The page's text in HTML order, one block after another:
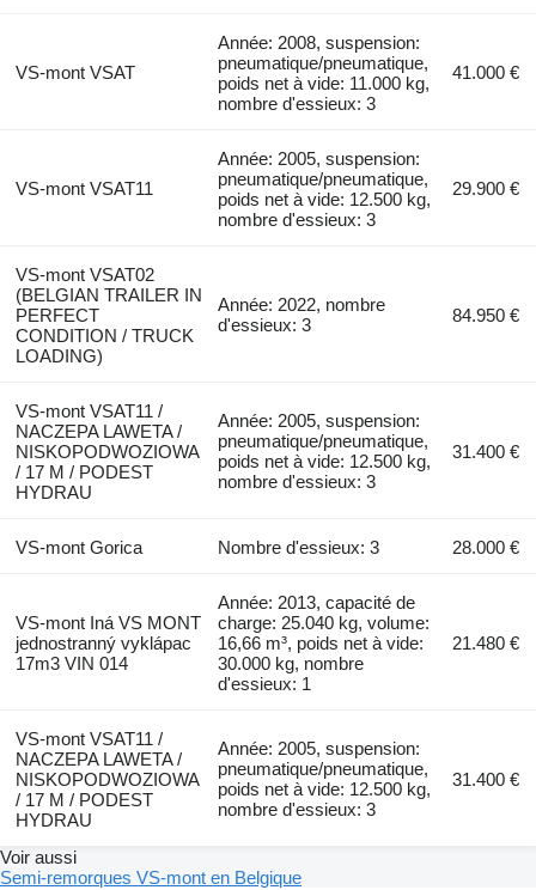
VS-mont VSAT
Année: 2008, suspension:
pneumatique/pneumatique,
poids net à vide: 11.000 kg,
nombre d'essieux: 3
41.000 €
VS-mont VSAT11
Année: 2005, suspension:
pneumatique/pneumatique,
poids net à vide: 12.500 kg,
nombre d'essieux: 3
29.900 €
VS-mont VSAT02
(BELGIAN TRAILER IN
PERFECT
CONDITION / TRUCK
LOADING)
Année: 2022, nombre
d'essieux: 3
84.950 €
VS-mont VSAT11 /
NACZEPA LAWETA /
NISKOPODWOZIOWA
/ 17 M / PODEST
HYDRAU
Année: 2005, suspension:
pneumatique/pneumatique,
poids net à vide: 12.500 kg,
nombre d'essieux: 3
31.400 €
VS-mont Gorica Nombre d'essieux: 3 28.000 €
VS-mont Iná VS MONT
jednostranný vyklápac
17m3 VIN 014
Année: 2013, capacité de
charge: 25.040 kg, volume:
16,66 m³, poids net à vide:
30.000 kg, nombre
d'essieux: 1
21.480 €
VS-mont VSAT11 /
NACZEPA LAWETA /
NISKOPODWOZIOWA
/ 17 M / PODEST
HYDRAU
Année: 2005, suspension:
pneumatique/pneumatique,
poids net à vide: 12.500 kg,
nombre d'essieux: 3
31.400 €
Voir aussi
Semi-remorques VS-mont en Belgique